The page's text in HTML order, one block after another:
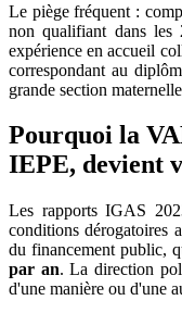
Le piège fréquent :
non qualifiant dans les
expérience en accueil
correspondant au
grande section
Pourquoi la
IEPE, devient
Les rapports IGAS
conditions dérogatoires
du financement public,
par an. La direction
d'une manière ou d'une